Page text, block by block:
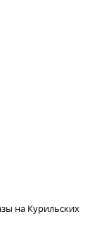
на Курильских